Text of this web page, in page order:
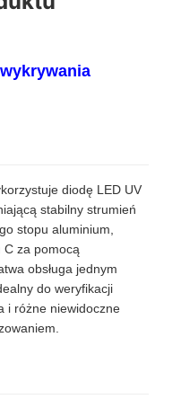
diodę LED UV
stabilny strumień
stopu aluminium,
C za pomocą
obsługa jednym
do weryfikacji
i różne niewidoczne